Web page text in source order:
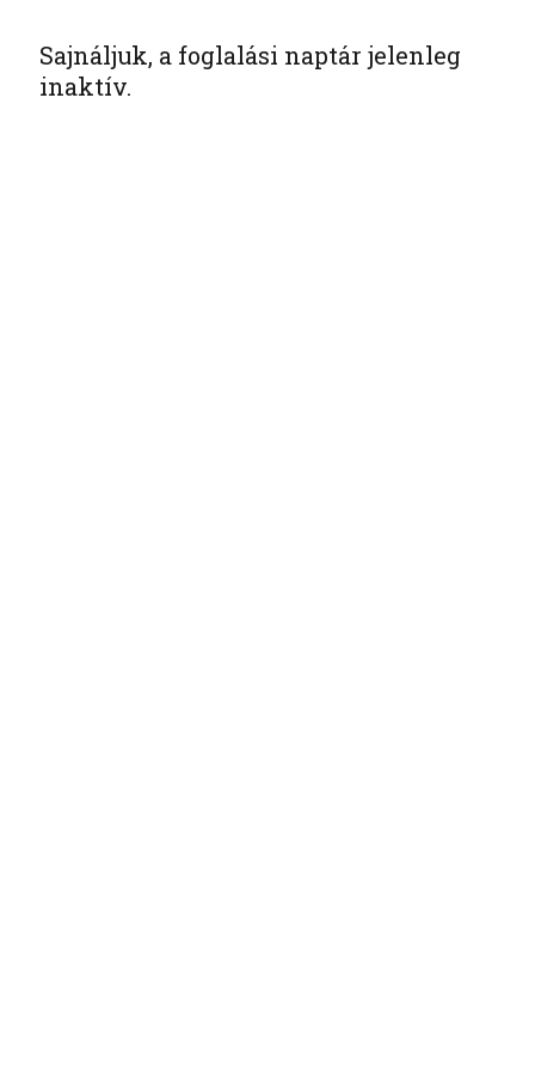
Sajnáljuk, a foglalási naptár jelenleg
inaktív.